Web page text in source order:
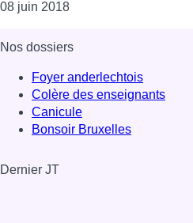
08 juin 2018Consulter l'article
Nos dossiers
Foyer anderlechtois
Colère des enseignants
Canicule
Bonsoir Bruxelles
Dernier JT